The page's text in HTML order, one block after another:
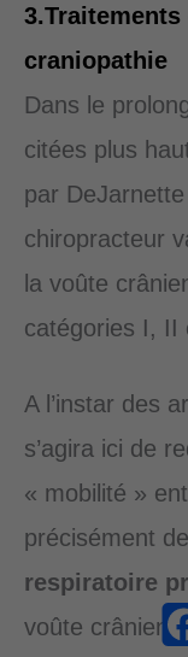
3.Traitements
craniopathie
Dans le
citées plus
par
chiropracteur
la voûte
catégories I, II
A l’instar des
s’agira ici de
« mobilité »
précisément de
respiratoire
voûte